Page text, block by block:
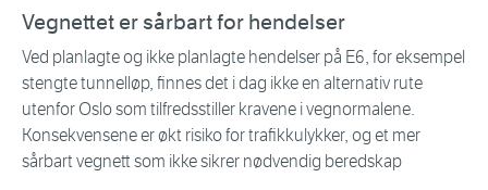
Vegnettet er sårbart for hendelser
Ved planlagte og ikke planlagte hendelser på E6, for eksempel
stengte tunnelløp, finnes det i dag ikke en alternativ rute
utenfor Oslo som tilfredsstiller kravene i vegnormalene.
Konsekvensene er økt risiko for trafikkulykker, og et mer
sårbart vegnett som ikke sikrer nødvendig beredskap